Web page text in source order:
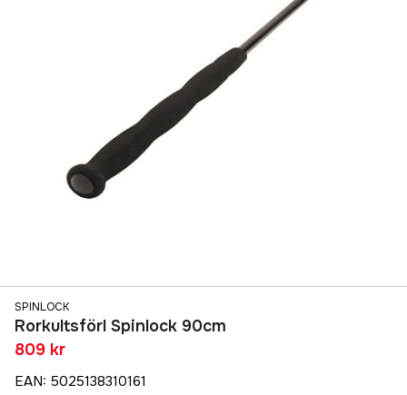
SPINLOCK
Rorkultsförl Spinlock 90cm
809 kr
EAN: 5025138310161